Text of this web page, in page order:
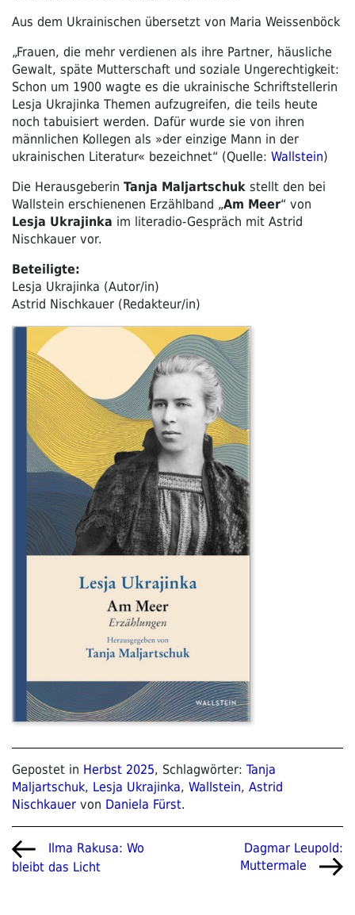
Aus dem Ukrainischen übersetzt von Maria Weissenböck
„Frauen, die mehr verdienen als ihre Partner, häusliche
Gewalt, späte Mutterschaft und soziale Ungerechtigkeit:
Schon um 1900 wagte es die ukrainische Schriftstellerin
Lesja Ukrajinka Themen aufzugreifen, die teils heute
noch tabuisiert werden. Dafür wurde sie von ihren
männlichen Kollegen als »der einzige Mann in der
ukrainischen Literatur« bezeichnet“ (Quelle: Wallstein)
Die Herausgeberin Tanja Maljartschuk stellt den bei
Wallstein erschienenen Erzählband „Am Meer“ von
Lesja Ukrajinka im literadio-Gespräch mit Astrid
Nischkauer vor.
Beteiligte:
Lesja Ukrajinka (Autor/in)
Astrid Nischkauer (Redakteur/in)
Gepostet in Herbst 2025, Schlagwörter: Tanja
Maljartschuk, Lesja Ukrajinka, Wallstein, Astrid
Nischkauer von Daniela Fürst.
Beitragsnavigation
Vorheriger
Beitrag
Ilma Rakusa: Wo
bleibt das Licht
Nächster
Beitrag
Dagmar Leupold:
Muttermale